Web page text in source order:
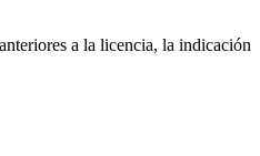
a la licencia, la indicación